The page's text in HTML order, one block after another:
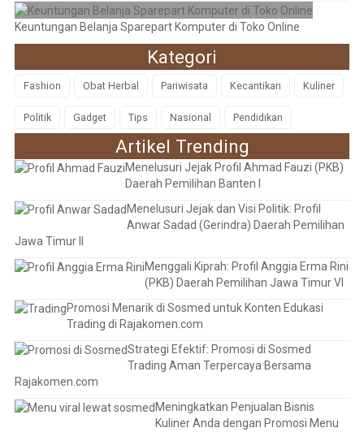
Keuntungan Belanja Sparepart Komputer di Toko Online
Kategori
Fashion Obat Herbal Pariwisata Kecantikan Kuliner
Politik Gadget Tips Nasional Pendidikan
Artikel Trending
Menelusuri Jejak Profil Ahmad Fauzi (PKB)
Daerah Pemilihan Banten I
Menelusuri Jejak dan Visi Politik: Profil
Anwar Sadad (Gerindra) Daerah Pemilihan
Jawa Timur II
Menggali Kiprah: Profil Anggia Erma Rini
(PKB) Daerah Pemilihan Jawa Timur VI
Promosi Menarik di Sosmed untuk Konten Edukasi
Trading di Rajakomen.com
Strategi Efektif: Promosi di Sosmed
Trading Aman Terpercaya Bersama
Rajakomen.com
Meningkatkan Penjualan Bisnis
Kuliner Anda dengan Promosi Menu